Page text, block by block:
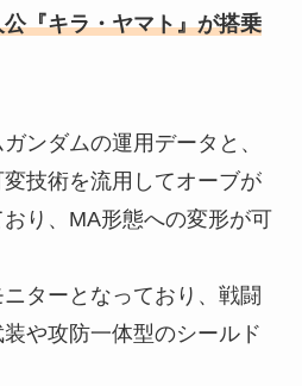
『キラ・ヤマト』が搭乗
ンダムの運用データと、
技術を流用してオーブが
り、MA形態への変形が可
ターとなっており、戦闘
や攻防一体型のシールド